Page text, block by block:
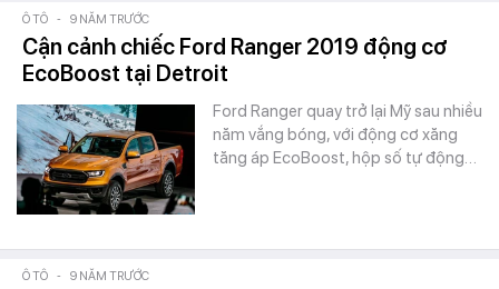
Ô TÔ - 9 NĂM TRƯỚC
Cận cảnh chiếc Ford Ranger 2019 động cơ
EcoBoost tại Detroit
Ford Ranger quay trở lại Mỹ sau nhiều
năm vắng bóng, với động cơ xăng
tăng áp EcoBoost, hộp số tự động…
Ô TÔ - 9 NĂM TRƯỚC